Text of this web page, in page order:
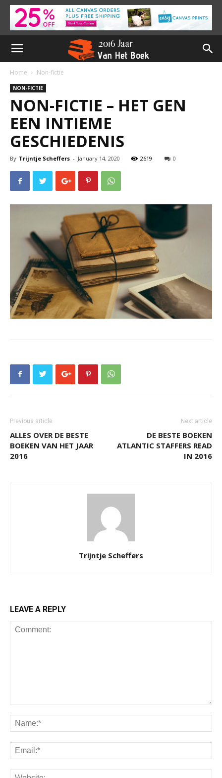
Home Non-fictie
NON-FICTIE
NON-FICTIE – HET GEN
EEN INTIEME
GESCHIEDENIS
By Trijntje Scheffers - January 14, 2020 2619 0
Previous article
ALLES OVER DE BESTE
BOEKEN VAN HET JAAR
2016
Next article
DE BESTE BOEKEN
ATLANTIC STAFFERS READ
IN 2016
Trijntje Scheffers
LEAVE A REPLY